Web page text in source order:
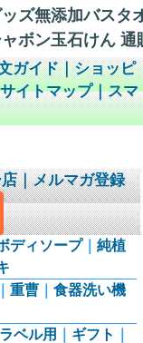
ズ無添加バスタ
ャボン玉石けん 通
ガイド｜ショッピ
サイトマップ｜スマ
｜メルマガ登録
ディソープ｜純植
｜重曹 ｜食器洗い機
ベル用 ギフト